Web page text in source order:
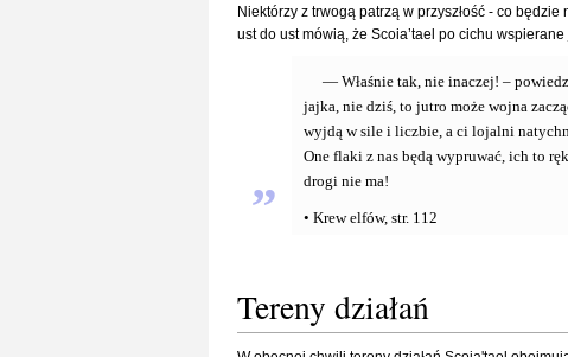
Niektórzy z trwogą patrzą w przyszłość - co
ust do ust mówią, że Scoia’tael po cichu
„
— Właśnie tak, nie inaczej! –
jajka, nie dziś, to jutro może wojna
wyjdą w sile i liczbie, a ci lojalni
One flaki z nas będą wypruwać, ich to
drogi nie ma!
• Krew elfów, str. 112
Tereny działań